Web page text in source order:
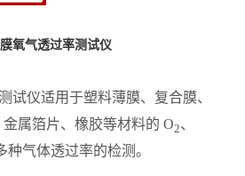
氧气透过率测试仪
试仪适用于塑料薄膜、复合膜、
属箔片、橡胶等材料的 O2、
种气体透过率的检测。